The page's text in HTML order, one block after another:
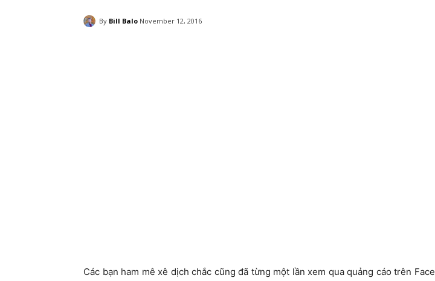
By Bill Balo November 12, 2016
Các bạn ham mê xê dịch chắc cũng đã từng một lần xem qua quảng cáo trên